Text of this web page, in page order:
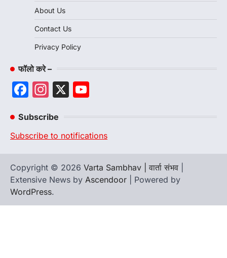
About Us
Contact Us
Privacy Policy
फॉलो करे –
Facebook
Instagram
X
Subscribe
Subscribe to notifications
Copyright © 2026 Varta Sambhav | वार्ता संभव
Extensive News by Ascendoor | Powered by
WordPress.